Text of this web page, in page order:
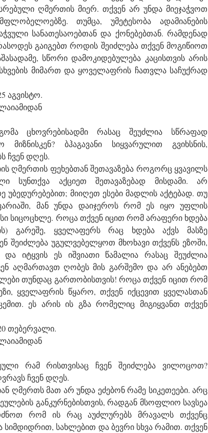
ღმერთის მიერ. თქვენ არ უნდა მიეჯაჭვოთ
თუმცა, უმეტესობა ადამიანების
სანათესაოებთან და ქონებებთან. რამდენად
გაიგებთ როდის შეიძლება თქვენ მოგიწიოთ
სწორი დამოკიდებულება კაცისთვის არის
მიმართ და ყოველაფრის ჩათვლა საჩუქრად
აგვისტო.
ცხოვრებისადმი რასაც შეუძლია სწრაფად
ბჰაგავანი სიყვარულით გვიხსნის,
ჩვენ დღეს.
ღმერთის ფეხებთან შეთავაზება როგორც ყვავილს
სუნთქვა აქციეთ შეთავაზებად მისდამი. არ
მიიღეთ ესები მადლის აქტებად. თუ
მან უნდა დაიჯეროს რომ ეს იყო უფლის
სიცოცხლე. როცა თქვენ იცით რომ არაფერი ხდება
გარეშე, ყველაფერს რაც ხდება აქვს მასზე
შეიძლება უგულვებელყოთ მხოხავი თქვენს ეზოში,
იტყვის ეს იშვიათი წამალია რასაც შეუძლია
აღმართავთ ღობეს მის გარშემო და არ ანებებთ
თუნდაც გართობისთვის! როცა თქვენ იცით რომ
ყველაფრის წყარო, თქვენ იქცევით ყველასთან
ეს არის ის გზა რომელიც მიგიყვანთ თქვენ
თებერვალი.
რამ რისთვისაც ჩვენ შეიძლება ვილოცოთ?
ჩვენ დღეს.
ღმერთს მათ არ უნდა ეძებონ რამე სიკეთეები. არც
განკურნებისთვის, რადგან მსოფლიო სავსეა
რომ ის რაც აუძლურებს მრავალს თქვენც
სახლებით და ბევრი სხვა რამით. თქვენ